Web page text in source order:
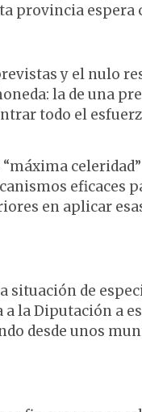
provincia espera
y el nulo
la de una
todo el
eficaces
en aplicar
situación de
la Diputación a
desde unos